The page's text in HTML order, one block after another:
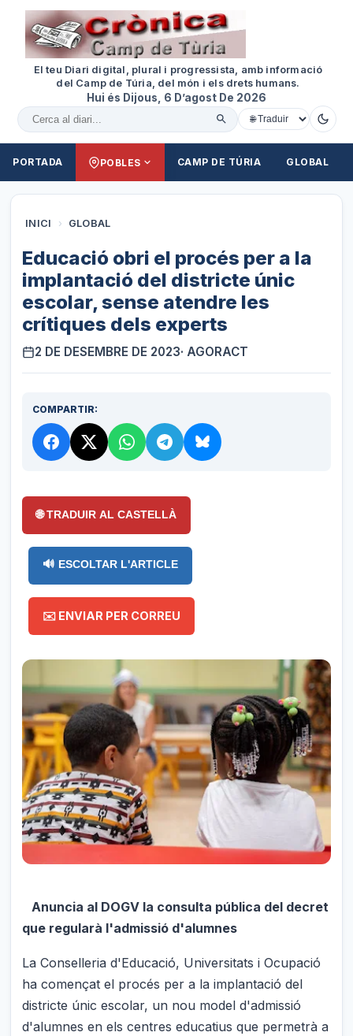
El teu Diari digital, plural i progressista, amb informació
del Camp de Túria, del món i els drets humans.
Hui és Dijous, 6 D’agost De 2026
Cercar al diari
PORTADA POBLES CAMP DE TÚRIA GLOBAL
INICI › GLOBAL
Educació obri el procés per a la
implantació del districte únic
escolar, sense atendre les
crítiques dels experts
2 DE DESEMBRE DE 2023· AGORACT
COMPARTIR:
🌐 TRADUIR AL CASTELLÀ
🔊 ESCOLTAR L'ARTICLE
✉️ ENVIAR PER CORREU
Anuncia al DOGV la consulta pública del decret
que regularà l'admissió d'alumnes
La Conselleria d'Educació, Universitats i Ocupació
ha començat el procés per a la implantació del
districte únic escolar, un nou model d'admissió
d'alumnes en els centres educatius que permetrà a